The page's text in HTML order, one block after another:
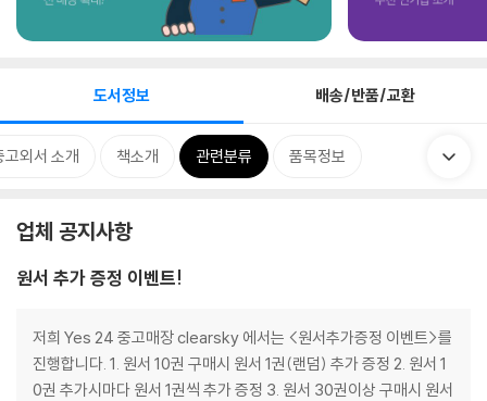
도서정보 배송/반품/교환
고외서 소개 책소개 관련분류 품목정보
업체 공지사항
원서 추가 증정 이벤트!
저희 Yes 24 중고매장 clearsky 에서는 <원서추가증정 이벤트>를
진행합니다. 1. 원서 10권 구매시 원서 1권(랜덤) 추가 증정 2. 원서 1
0권 추가시마다 원서 1권씩 추가 증정 3. 원서 30권이상 구매시 원서